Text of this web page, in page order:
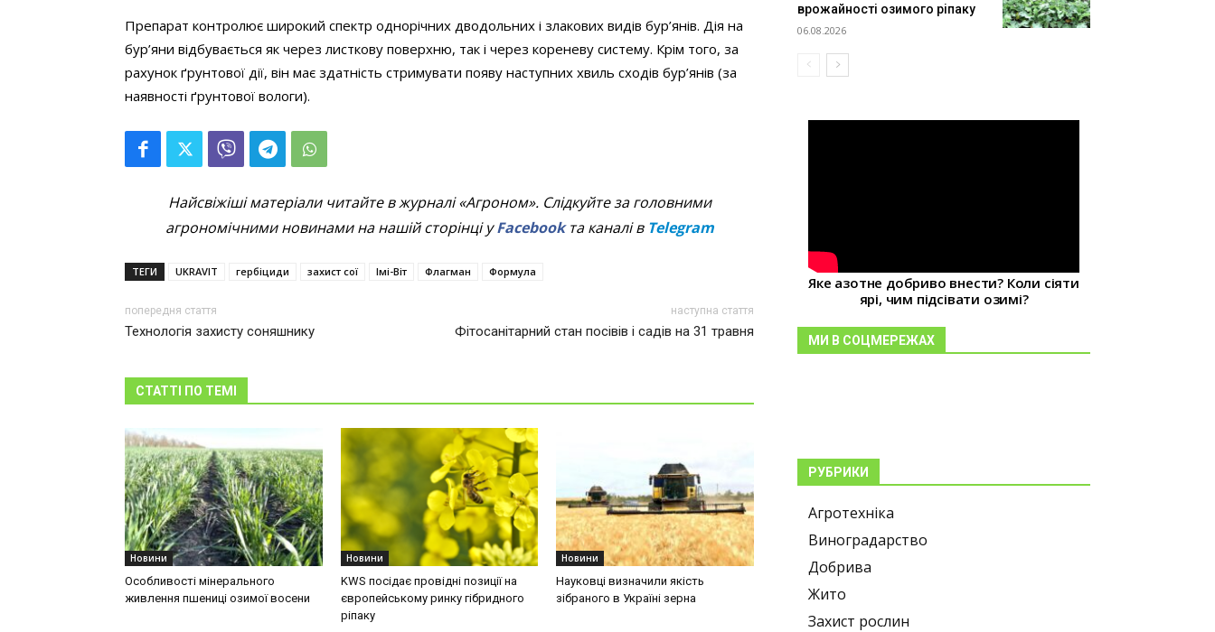
Препарат контролює широкий спектр однорічних дводольних і злакових видів бур’янів. Дія на
бур’яни відбувається як через листкову поверхню, так і через кореневу систему. Крім того, за
рахунок ґрунтової дії, він має здатність стримувати появу наступних хвиль сходів бур’янів (за
наявності ґрунтової вологи).
Найсвіжіші матеріали читайте в журналі «Агроном». Слідкуйте за головними
агрономічними новинами на нашій сторінці уFacebookта каналі в Telegram
ТЕГИ UKRAVIT гербіциди захист сої Імі-Віт Флагман Формула
попередня стаття
Технологія захисту соняшнику
наступна стаття
Фітосанітарний стан посівів і садів на 31 травня
СТАТТІ ПО ТЕМІ
Новини
Особливості мінерального
живлення пшениці озимої восени
Новини
KWS посідає провідні позиції на
європейському ринку гібридного
ріпаку
Новини
Науковці визначили якість
зібраного в Україні зерна
врожайності озимого ріпаку
06.08.2026
Яке азотне добриво внести? Коли сіяти
ярі, чим підсівати озимі?
МИ В СОЦМЕРЕЖАХ
РУБРИКИ
Агротехніка
Виноградарство
Добрива
Жито
Захист рослин